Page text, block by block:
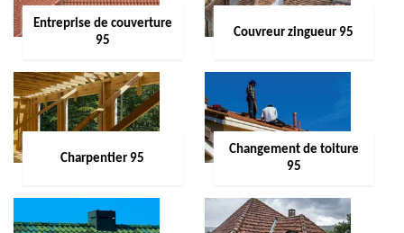
Entreprise de couverture
95
Couvreur zingueur 95
Charpentier 95
Changement de toiture
95